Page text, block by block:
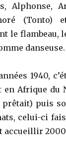
Alphonse,
(Tonto)
le flambeau,
danseuse.
1940,
en Afrique du
puis
celui-ci
accueillir